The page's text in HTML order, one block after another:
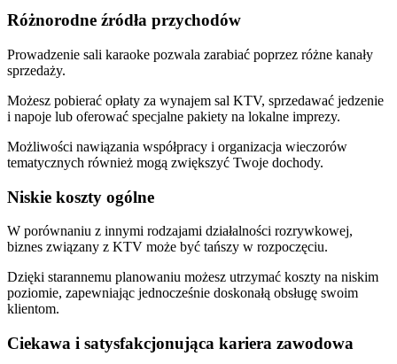
Różnorodne źródła przychodów‍
Prowadzenie sali karaoke pozwala zarabiać poprzez różne kanały
sprzedaży.
Możesz pobierać opłaty za wynajem sal KTV, sprzedawać jedzenie
i napoje lub oferować specjalne pakiety na lokalne imprezy.
Możliwości nawiązania współpracy i organizacja wieczorów
tematycznych również mogą zwiększyć Twoje dochody.
Niskie koszty ogólne‍
W porównaniu z innymi rodzajami działalności rozrywkowej,
biznes związany z KTV może być tańszy w rozpoczęciu.
Dzięki starannemu planowaniu możesz utrzymać koszty na niskim
poziomie, zapewniając jednocześnie doskonałą obsługę swoim
klientom.
Ciekawa i satysfakcjonująca kariera zawodowa‍